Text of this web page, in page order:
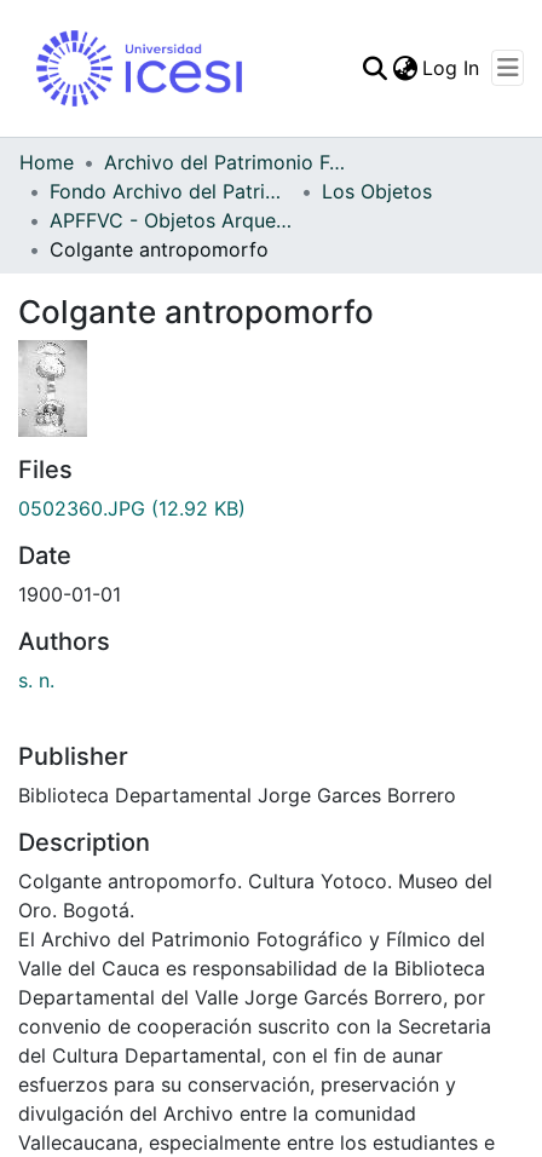
Statistics
Log In
Home
Archivo del Patrimonio Fotográfico y Fílmico del Valle del Cauca
Fondo Archivo del Patrimonio Fotográfico y Fílmico del Valle del Cauca
Los Objetos
APFFVC - Objetos Arqueológico - Patrimonial
Colgante antropomorfo
Colgante antropomorfo
Files
0502360.JPG (12.92 KB)
Date
1900-01-01
Authors
s. n.
Publisher
Biblioteca Departamental Jorge Garces Borrero
Description
Colgante antropomorfo. Cultura Yotoco. Museo del
Oro. Bogotá.
El Archivo del Patrimonio Fotográfico y Fílmico del
Valle del Cauca es responsabilidad de la Biblioteca
Departamental del Valle Jorge Garcés Borrero, por
convenio de cooperación suscrito con la Secretaria
del Cultura Departamental, con el fin de aunar
esfuerzos para su conservación, preservación y
divulgación del Archivo entre la comunidad
Vallecaucana, especialmente entre los estudiantes e